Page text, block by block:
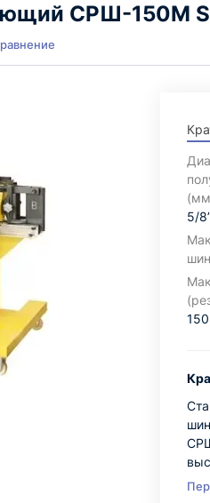
СРШ-150M
5/
150